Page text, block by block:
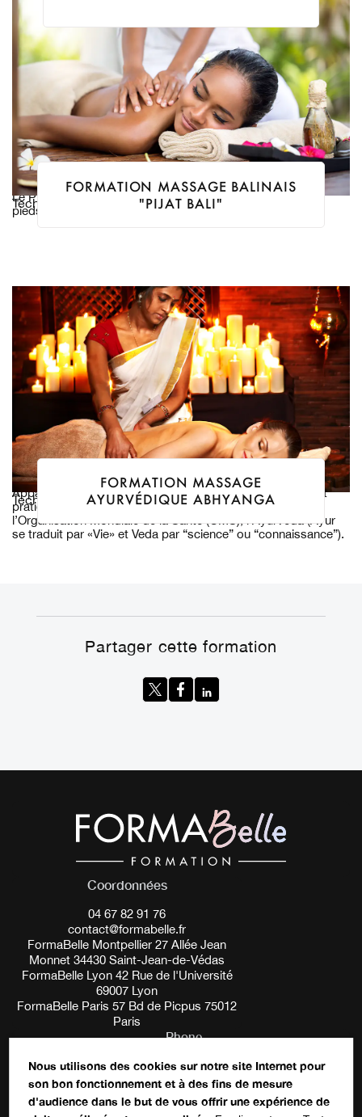
Techniques Ancestrales
FORMATION MASSAGE BALINAIS
"PIJAT BALI"
Le Pijat Bali est le massage balinais de tout le corps, des
pieds à la tête, durée 1 heure.
Techniques Ancestrales
FORMATION MASSAGE
AYURVÉDIQUE ABHYANGA
Apparue en Inde il y a plus de 5.000 ans, encore largement
pratiquée aujourd’hui et reconnue officiellement par
l’Organisation Mondiale de la Santé (OMS), l’Ayurveda (Ayur
se traduit par «Vie» et Veda par “science” ou “connaissance”).
Partager cette formation
Phone
Ce champ n’est utilisé qu’à des fins de
validation et devrait rester inchangé.
Coordonnées
04 67 82 91 76
contact@formabelle.fr
FormaBelle Montpellier 27 Allée Jean
Monnet 34430 Saint-Jean-de-Védas
FormaBelle Lyon 42 Rue de l'Université
69007 Lyon
FormaBelle Paris 57 Bd de Picpus 75012
Paris
Nous utilisons des cookies sur notre site Internet pour
son bon fonctionnement et à des fins de mesure
d'audience dans le but de vous offrir une expérience de